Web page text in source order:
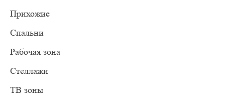
Прихожие
Спальни
Рабочая зона
Стеллажи
ТВ зоны